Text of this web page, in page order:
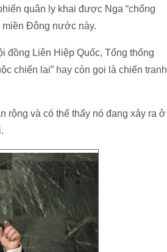
quân ly khai được Nga “chống
Đông nước này.
đồng Liên Hiệp Quốc, Tổng thống
chiến lai” hay còn gọi là chiến tranh
rộng và có thể thấy nó đang xảy ra ở